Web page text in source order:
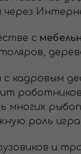
через
с
с кадровым
многих
роль
и